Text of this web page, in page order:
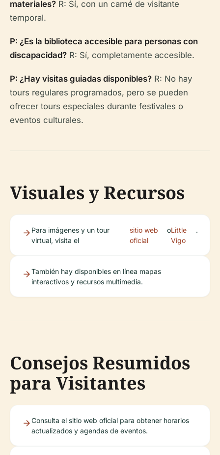
materiales? R: Sí, con un carné de visitante
temporal.
P: ¿Es la biblioteca accesible para personas con
discapacidad? R: Sí, completamente accesible.
P: ¿Hay visitas guiadas disponibles? R: No hay
tours regulares programados, pero se pueden
ofrecer tours especiales durante festivales o
eventos culturales.
Visuales y Recursos
Para imágenes y un tour
virtual, visita el
sitio web
oficial
oLittle
Vigo
.
También hay disponibles en línea mapas
interactivos y recursos multimedia.
Consejos Resumidos
para Visitantes
Consulta el sitio web oficial para obtener horarios
actualizados y agendas de eventos.